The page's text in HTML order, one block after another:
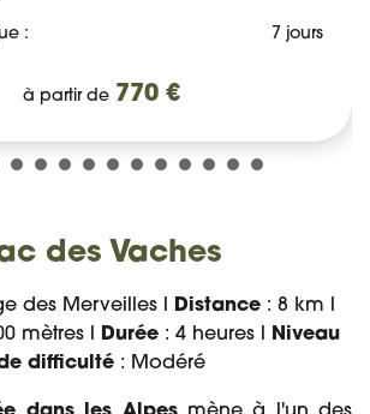
: 7 jours
à partir de 770 €
des Vaches
des Merveilles l Distance : 8 km l
mètres l Durée : 4 heures l Niveau
difficulté : Modéré